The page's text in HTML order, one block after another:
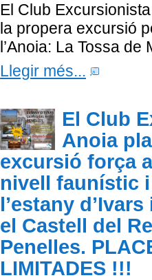
El Club
la propera excursió
l’Anoia: La Tossa de
Llegir més...
El Club
Anoia
excursió força
nivell faunístic
l’estany
el Castell del
Penelles.
LIMITADES !!!